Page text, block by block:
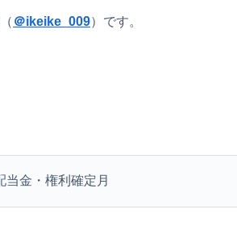
＠ikeike_009）です。
当金・権利確定月